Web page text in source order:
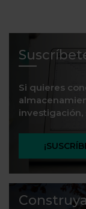
Si quieres
investigación,